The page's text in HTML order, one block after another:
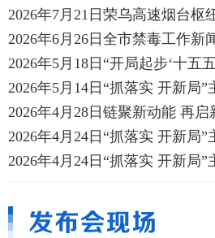
2026年7月21日荣乌高速烟台枢
2026年6月26日全市禁毒工作新
2026年5月18日“开局起步‘十五
2026年5月14日“抓落实 开新局”
2026年4月28日链聚新动能 再
2026年4月24日“抓落实 开新局”
2026年4月24日“抓落实 开新局”